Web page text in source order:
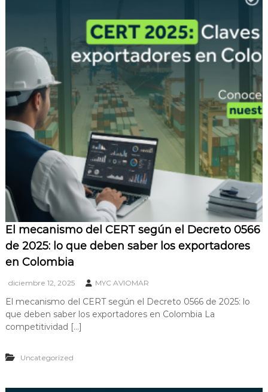
El mecanismo del CERT según el Decreto 0566
de 2025: lo que deben saber los exportadores
en Colombia
diciembre 12, 2025 MYC AVIOMAR
El mecanismo del CERT según el Decreto 0566 de 2025: lo
que deben saber los exportadores en Colombia La
competitividad […]
Uncategorized